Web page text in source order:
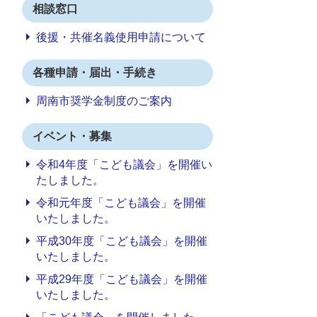
相談窓口
後援・共催名義使用申請について
各種申請・届出・手続き
周南市奨学金制度のご案内
イベント・募集
令和4年度「こども議会」を開催い
たしました。
令和元年度「こども議会」を開催
いたしました。
平成30年度「こども議会」を開催
いたしました。
平成29年度「こども議会」を開催
いたしました。